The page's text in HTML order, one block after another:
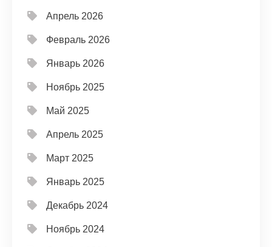
Апрель 2026
Февраль 2026
Январь 2026
Ноябрь 2025
Май 2025
Апрель 2025
Март 2025
Январь 2025
Декабрь 2024
Ноябрь 2024